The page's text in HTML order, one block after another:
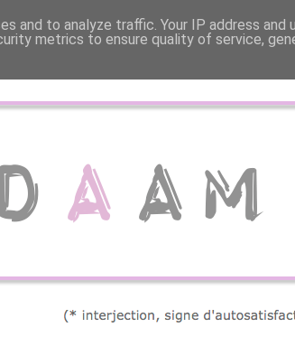
and to analyze traffic. Your IP address and
metrics to ensure quality of service,